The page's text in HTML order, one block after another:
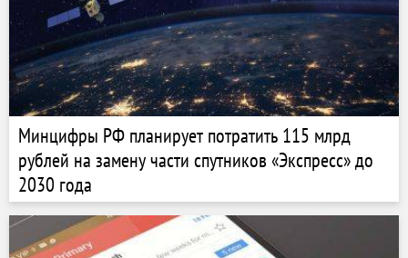
Минцифры РФ планирует потратить 115 млрд
рублей на замену части спутников «Экспресс» до
2030 года